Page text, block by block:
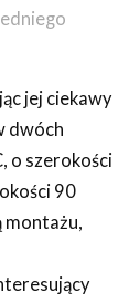
jej ciekawy
dwóch
o szerokości
90
montażu,